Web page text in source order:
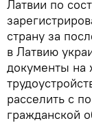
Латвии по
страну за
в Латвию
документы на
расселить с
гражданской